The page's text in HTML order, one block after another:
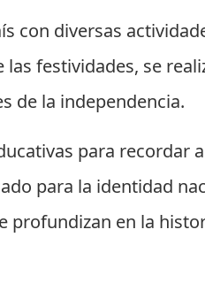
con diversas
festividades, se
de la independencia.
para recordar
para la identidad
profundizan en la